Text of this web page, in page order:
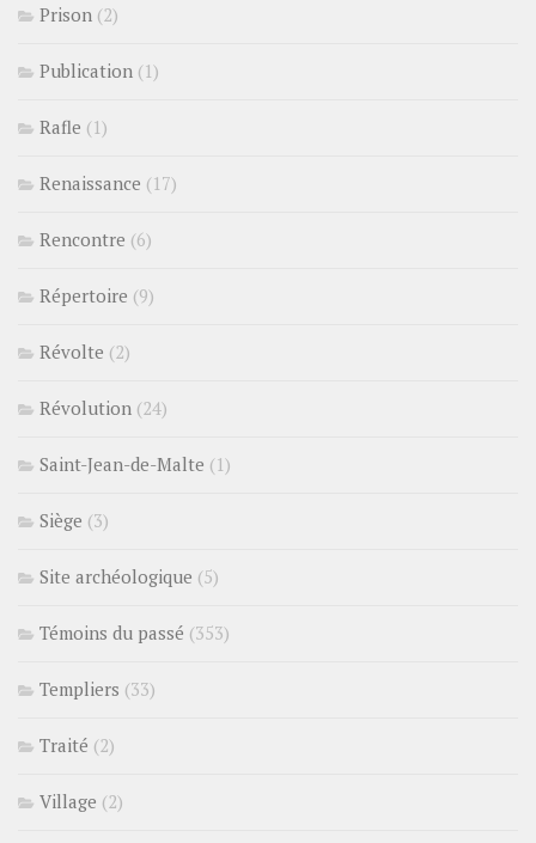
Prison (2)
Publication (1)
Rafle (1)
Renaissance (17)
Rencontre (6)
Répertoire (9)
Révolte (2)
Révolution (24)
Saint-Jean-de-Malte (1)
Siège (3)
Site archéologique (5)
Témoins du passé (353)
Templiers (33)
Traité (2)
Village (2)